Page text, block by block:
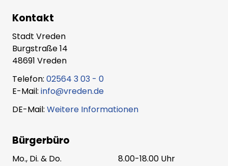
Kontakt
Stadt Vreden
Burgstraße 14
48691 Vreden
Telefon: 02564 3 03 - 0
E-Mail: info@vreden.de
DE-Mail: Weitere Informationen
Bürgerbüro
Mo., Di. & Do.
8.00-18.00 Uhr